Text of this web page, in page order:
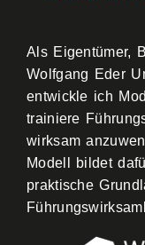
Als Eigentümer,
Wolfgang Eder
entwickle ich
trainiere
wirksam
Modell bildet
praktische